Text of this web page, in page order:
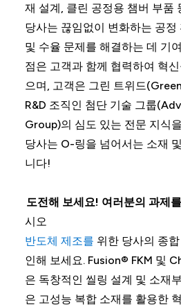
재 설계, 클린 공정용 챔버 부품
당사는 끊임없이 변화하는 공정
및 수율 문제를 해결하는 데 기
점은 고객과 함께 협력하여 혁
으며, 고객은 그린 트위드
R&D 조직인 첨단 기술 그룹
Group)의 심도 있는 전문 지식
당사는 O-링을 넘어서는 소재
니다!
도전해 보세요! 여러분의 과제
시오
반도체 제조를 위한 당사의 종
인해 보세요. Fusion® FKM 및
은 독창적인 씰링 설계 및 소재
은 고성능 복합 소재를 활용한